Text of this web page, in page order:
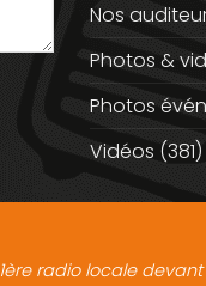
Nos
Photos &
Photos
Vidéos (381)
1ère radio locale